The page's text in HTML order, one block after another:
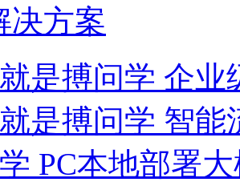
决方案
是搏问学 企业
是搏问学 智能
PC本地部署